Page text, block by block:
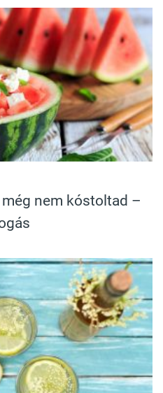
nem kóstoltad –